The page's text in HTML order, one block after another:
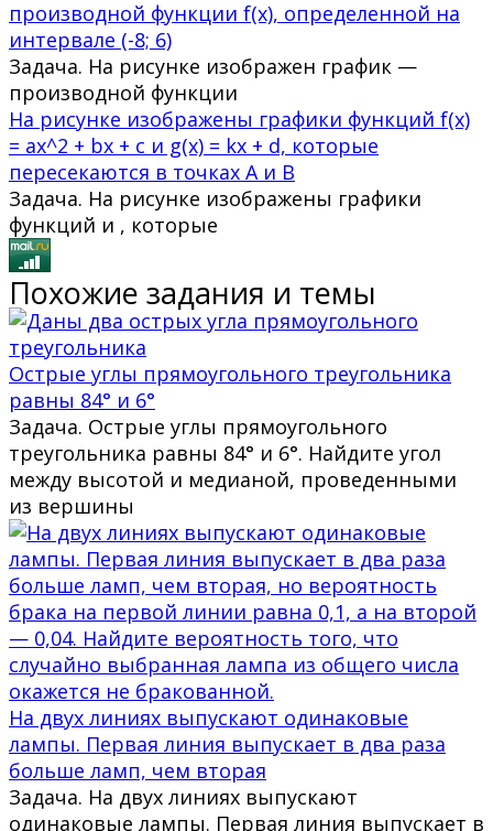
производной функции f(x), определенной на
интервале (-8; 6)
Задача. На рисунке изображен график —
производной функции
На рисунке изображены графики функций f(x)
= ax^2 + bx + c и g(x) = kx + d, которые
пересекаются в точках А и В
Задача. На рисунке изображены графики
функций и , которые
Похожие задания и темы
Острые углы прямоугольного треугольника
равны 84° и 6°
Задача. Острые углы прямоугольного
треугольника равны 84° и 6°. Найдите угол
между высотой и медианой, проведенными
из вершины
На двух линиях выпускают одинаковые
лампы. Первая линия выпускает в два раза
больше ламп, чем вторая
Задача. На двух линиях выпускают
одинаковые лампы. Первая линия выпускает в